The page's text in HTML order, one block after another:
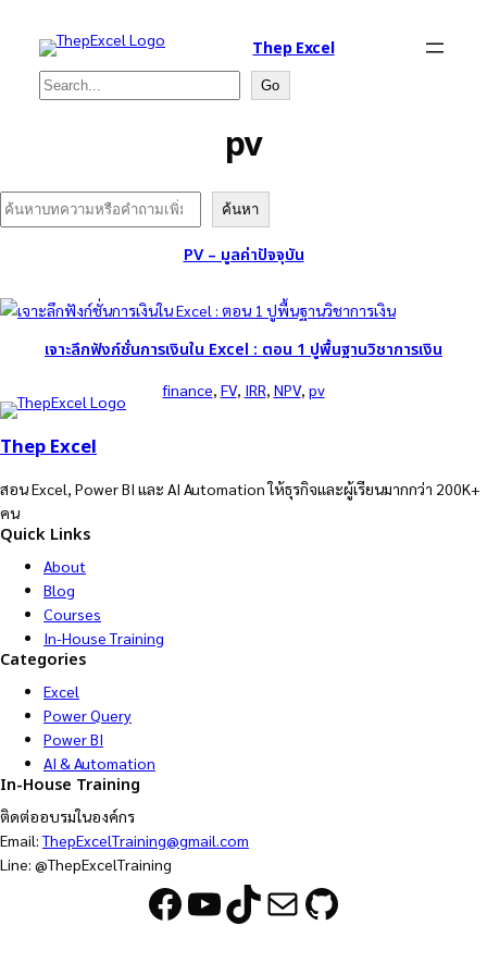
Thep Excel
Search Go
pv
Search ค้นหา
PV – มูลค่าปัจจุบัน
เจาะลึกฟังก์ชั่นการเงินใน Excel : ตอน 1 ปูพื้นฐานวิชาการเงิน
finance, FV, IRR, NPV, pv
Thep Excel
สอน Excel, Power BI และ AI Automation ให้ธุรกิจและผู้เรียนมากกว่า 200K+
คน
Quick Links
About
Blog
Courses
In-House Training
Categories
Excel
Power Query
Power BI
AI & Automation
In-House Training
ติดต่ออบรมในองค์กร
Email:ThepExcelTraining@gmail.com
Line: @ThepExcelTraining
Facebook YouTube TikTok Mail GitHub